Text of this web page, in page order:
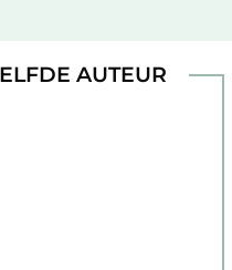
AUTEUR